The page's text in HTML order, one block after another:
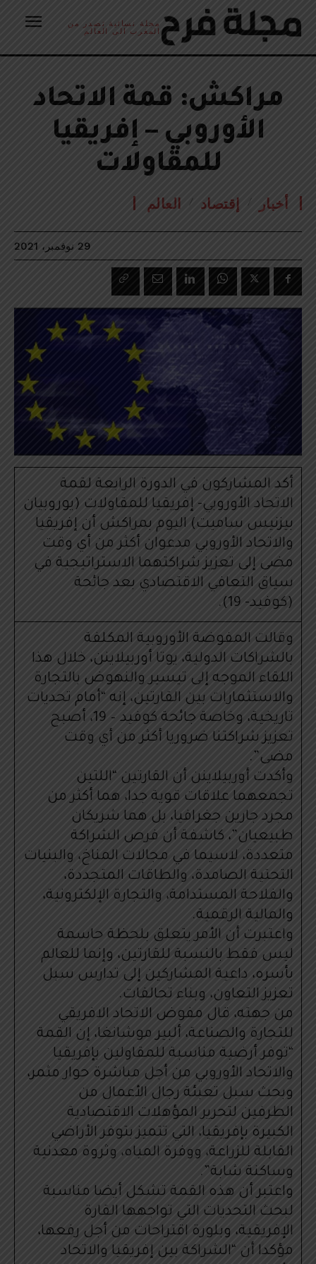
مجلة نسائية تصدر من
المغرب الى العالم
مراكش: قمة الاتحاد
الأوروبي – إفريقيا
للمقاولات
أخبار إقتصاد العالم
29 نوفمبر، 2021
أكد المشاركون في الدورة الرابعة لقمة
الاتحاد الأوروبي- إفريقيا للمقاولات (يوروبيان
بيزنيس ساميت) اليوم بمراكش أن إفريقيا
والاتحاد الأوروبي مدعوان أكثر من أي وقت
مضى إلى تعزيز شراكتهما الاستراتيجية في
سياق التعافي الاقتصادي بعد جائحة
(كوفيد- 19).
وقالت المفوضة الأوروبية المكلفة
بالشراكات الدولية، يوتا أوربيلاينن، خلال هذا
اللقاء الموجه إلى تيسير والنهوض بالتجارة
والاستثمارات بين القارتين، إنه “أمام تحديات
تاريخية، وخاصة جائحة كوفيد – 19، أصبح
تعزيز شراكتنا ضروريا أكثر من أي وقت
مضى”.
وأكدت أوربيلاينن أن القارتين “اللتين
تجمعهما علاقات قوية جدا، هما أكثر من
مجرد جارين جغرافيا، بل هما شريكان
طبيعيان”، كاشفة أن فرص الشراكة
متعددة، لاسيما في مجالات المناخ، والبنيات
التحتية الصامدة، والطاقات المتجددة،
والفلاحة المستدامة، والتجارة الإلكترونية،
والمالية الرقمية.
واعتبرت أن الأمر يتعلق بلحظة حاسمة
ليس فقط بالنسبة للقارتين، وإنما للعالم
بأسره، داعية المشاركين إلى تدارس سبل
تعزيز التعاون، وبناء تحالفات.
من جهته، قال مفوض الاتحاد الافريقي
للتجارة والصناعة، ألبير موشانغا، إن القمة
“توفر أرضية مناسبة للمقاولين بإفريقيا
والاتحاد الأوروبي من أجل مباشرة حوار مثمر،
وبحث سبل تعبئة رجال الأعمال من
الطرفين لتحرير المؤهلات الاقتصادية
الكبيرة بإفريقيا، التي تتميز بتوفر الأراضي
القابلة للزراعة، ووفرة المياه، وثروة معدنية
وساكنة شابة”.
واعتبر أن هذه القمة تشكل أيضا مناسبة
لبحث التحديات التي تواجهها القارة
الإفريقية، وبلورة اقتراحات من أجل رفعها،
مؤكدا أن “الشراكة بين إفريقيا والاتحاد